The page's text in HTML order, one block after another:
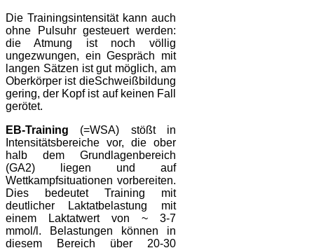
Die Trainingsintensität kann auch
ohne Pulsuhr gesteuert werden:
die Atmung ist noch völlig
ungezwungen, ein Gespräch mit
langen Sätzen ist gut möglich, am
Oberkörper ist dieSchweißbildung
gering, der Kopf ist auf keinen Fall
gerötet.
EB-Training (=WSA) stößt in
Intensitätsbereiche vor, die ober
halb dem Grundlagenbereich
(GA2) liegen und auf
Wettkampfsituationen vorbereiten.
Dies bedeutet Training mit
deutlicher Laktatbelastung mit
einem Laktatwert von ~ 3-7
mmol/l. Belastungen können in
diesem Bereich über 20-30